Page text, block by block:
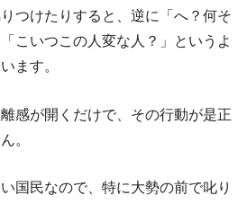
つけたりすると、逆に「へ？何そ
こいつこの人変な人？」というよ
ます。
感が開くだけで、その行動が是正
。
国民なので、特に大勢の前で叱り